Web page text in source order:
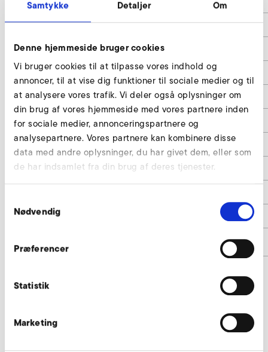
Samtykke Detaljer Om
Denne hjemmeside bruger cookies
Vi bruger cookies til at tilpasse vores indhold og
annoncer, til at vise dig funktioner til sociale medier og til
at analysere vores trafik. Vi deler også oplysninger om
din brug af vores hjemmeside med vores partnere inden
for sociale medier, annonceringspartnere og
analysepartnere. Vores partnere kan kombinere disse
data med andre oplysninger, du har givet dem, eller som
de har indsamlet fra din brug af deres tjenester.
Nødvendig
Præferencer
Statistik
Marketing
d1
d2
d3
d4
d5
e
e1
h1
118
100
9
240
16
44
2008788
Vores eksperter står til din rådighed.